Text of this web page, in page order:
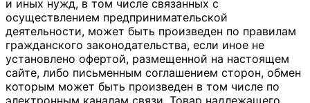
и иных нужд, в том числе связанных с
осуществлением предпринимательской
деятельности, может быть произведен по правилам
гражданского законодательства, если иное не
установлено офертой, размещенной на настоящем
сайте, либо письменным соглашением сторон, обмен
которым может быть произведен в том числе по